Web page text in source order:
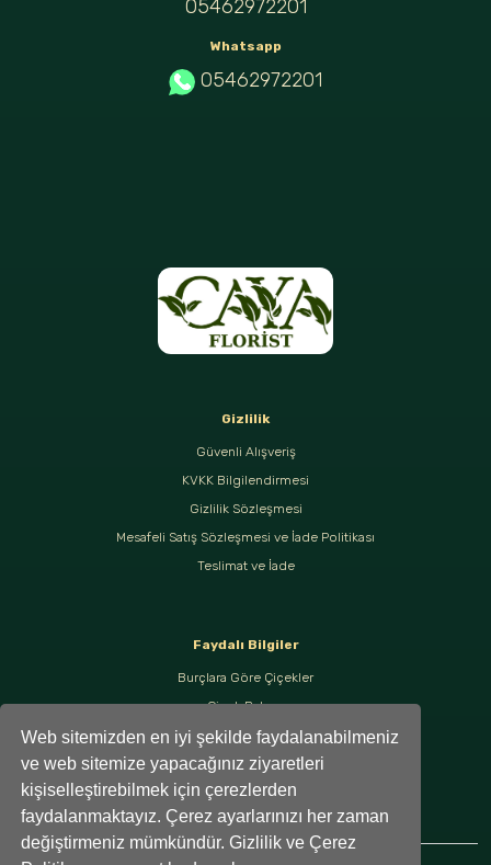
Web sitemizden en iyi şekilde faydalanabilmeniz
ve web sitemize yapacağınız ziyaretleri
kişiselleştirebilmek için çerezlerden
faydalanmaktayız. Çerez ayarlarınızı her zaman
değiştirmeniz mümkündür. Gizlilik ve Çerez
05462972201
Whatsapp
05462972201
Gizlilik
Güvenli Alışveriş
KVKK Bilgilendirmesi
Gizlilik Sözleşmesi
Mesafeli Satış Sözleşmesi ve İade Politikası
Teslimat ve İade
Faydalı Bilgiler
Burçlara Göre Çiçekler
Çiçek Bakımı
Çiçek Anlamları
Tüm Blog Yazıları